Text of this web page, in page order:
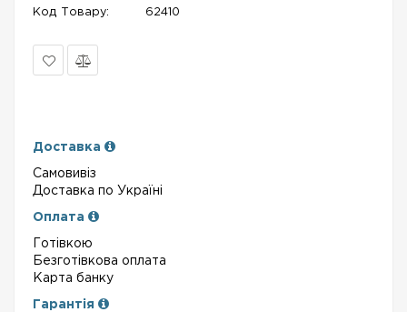
Код Товару:
62410
Доставка
Самовивіз
Доставка по Україні
Оплата
Готівкою
Безготівкова оплата
Карта банку
Гарантія